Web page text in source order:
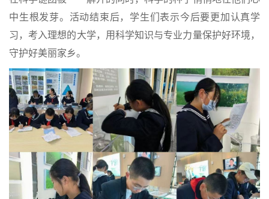
中生根发芽。活动结束后，学生们表示今后要更加认真学
习，考入理想的大学， 用科学知识与专业力量保护好环境，
守护好美丽家乡。